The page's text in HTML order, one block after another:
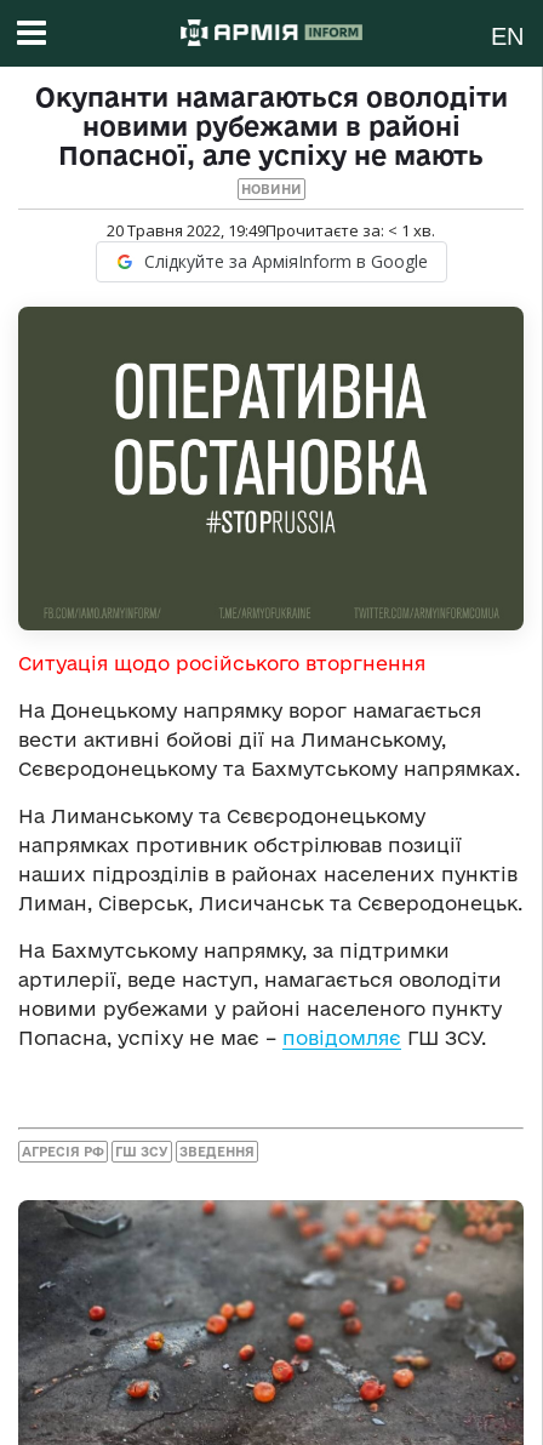
EN
Окупанти намагаються оволодіти
новими рубежами в районі
Попасної, але успіху не мають
НОВИНИ
20 Травня 2022, 19:49Прочитаєте за: < 1 хв.
Слідкуйте за АрміяInform в Google
Ситуація щодо російського вторгнення
На Донецькому напрямку ворог намагається
вести активні бойові дії на Лиманському,
Сєвєродонецькому та Бахмутському напрямках.
На Лиманському та Сєвєродонецькому
напрямках противник обстрілював позиції
наших підрозділів в районах населених пунктів
Лиман, Сіверськ, Лисичанськ та Сєверодонецьк.
На Бахмутському напрямку, за підтримки
артилерії, веде наступ, намагається оволодіти
новими рубежами у районі населеного пункту
Попасна, успіху не має – повідомляє ГШ ЗСУ.
АГРЕСІЯ РФ ГШ ЗСУ ЗВЕДЕННЯ